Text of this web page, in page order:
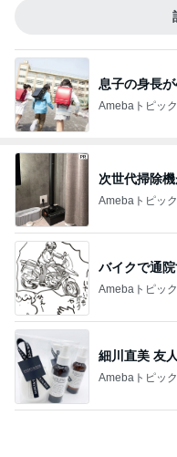
息子の身長
Amebaトピッ
次世代掃除
Amebaトピッ
バイクで通
Amebaトピッ
細川直美 友
Amebaトピッ